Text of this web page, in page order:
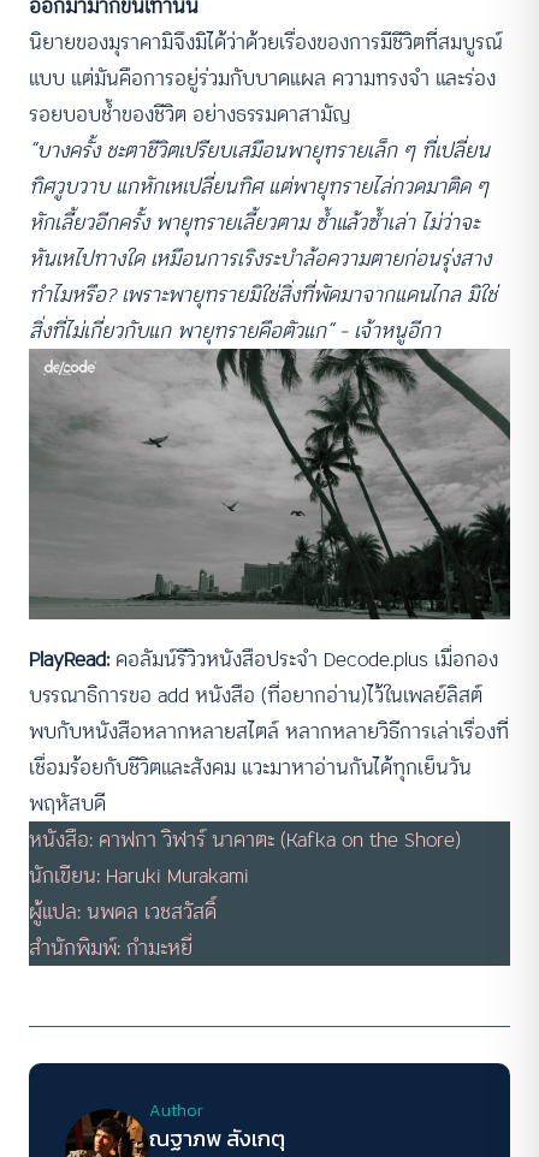
นิยายของมุราคามิจึงมิได้ว่าด้วยเรื่องของการมีชีวิตที่สมบูรณ์
แบบ แต่มันคือการอยู่ร่วมกับบาดแผล ความทรงจำ และร่อง
รอยบอบช้ำของชีวิต อย่างธรรมดาสามัญ
“บางครั้ง ชะตาชีวิตเปรียบเสมือนพายุทรายเล็ก ๆ ที่เปลี่ยน
ทิศวูบวาบ แกหักเหเปลี่ยนทิศ แต่พายุทรายไล่กวดมาติด ๆ
หักเลี้ยวอีกครั้ง พายุทรายเลี้ยวตาม ซ้ำแล้วซ้ำเล่า ไม่ว่าจะ
หันเหไปทางใด เหมือนการเริงระบำล้อความตายก่อนรุ่งสาง
ทำไมหรือ? เพราะพายุทรายมิใช่สิ่งที่พัดมาจากแดนไกล มิใช่
สิ่งที่ไม่เกี่ยวกับแก พายุทรายคือตัวแก” – เจ้าหนูอีกา
PlayRead:คอลัมน์รีวิวหนังสือประจำ Decode.plus เมื่อกอง
บรรณาธิการขอ add หนังสือ (ที่อยากอ่าน)ไว้ในเพลย์ลิสต์
พบกับหนังสือหลากหลายสไตล์ หลากหลายวิธีการเล่าเรื่องที่
เชื่อมร้อยกับชีวิตและสังคม แวะมาหาอ่านกันได้ทุกเย็นวัน
พฤหัสบดี
หนังสือ: คาฟกา วิฬาร์ นาคาตะ (Kafka on the Shore)
นักเขียน: Haruki Murakami
ผู้แปล: นพดล เวชสวัสดิ์
สำนักพิมพ์: กำมะหยี่
Author
ณฐาภพ สังเกตุ